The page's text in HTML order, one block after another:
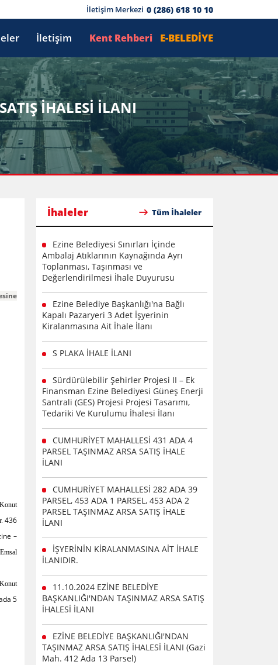
İletişim Merkezi 0 (286) 618 10 10
İletişim Kent Rehberi E-BELEDİYE
İHALESİ İLANI
436
–
5
İhaleler Tüm İhaleler
Ezine Belediyesi Sınırları İçinde
Ambalaj Atıklarının Kaynağında Ayrı
Toplanması, Taşınması ve
Değerlendirilmesi İhale Duyurusu
Ezine Belediye Başkanlığı'na Bağlı
Kapalı Pazaryeri 3 Adet İşyerinin
Kiralanmasına Ait İhale İlanı
S PLAKA İHALE İLANI
Sürdürülebilir Şehirler Projesi II – Ek
Finansman Ezine Belediyesi Güneş Enerji
Santrali (GES) Projesi Projesi Tasarımı,
Tedariki Ve Kurulumu İhalesi İlanı
CUMHURİYET MAHALLESİ 431 ADA 4
PARSEL TAŞINMAZ ARSA SATIŞ İHALE
İLANI
CUMHURİYET MAHALLESİ 282 ADA 39
PARSEL, 453 ADA 1 PARSEL, 453 ADA 2
PARSEL TAŞINMAZ ARSA SATIŞ İHALE
İLANI
İŞYERİNİN KİRALANMASINA AİT İHALE
İLANIDIR.
11.10.2024 EZİNE BELEDİYE
BAŞKANLIĞI'NDAN TAŞINMAZ ARSA SATIŞ
İHALESİ İLANI
EZİNE BELEDİYE BAŞKANLIĞI'NDAN
TAŞINMAZ ARSA SATIŞ İHALESİ İLANI (Gazi
Mah. 412 Ada 13 Parsel)